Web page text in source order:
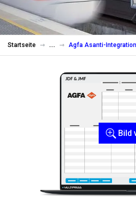
Startseite Agfa Asanti-Integration
Bild